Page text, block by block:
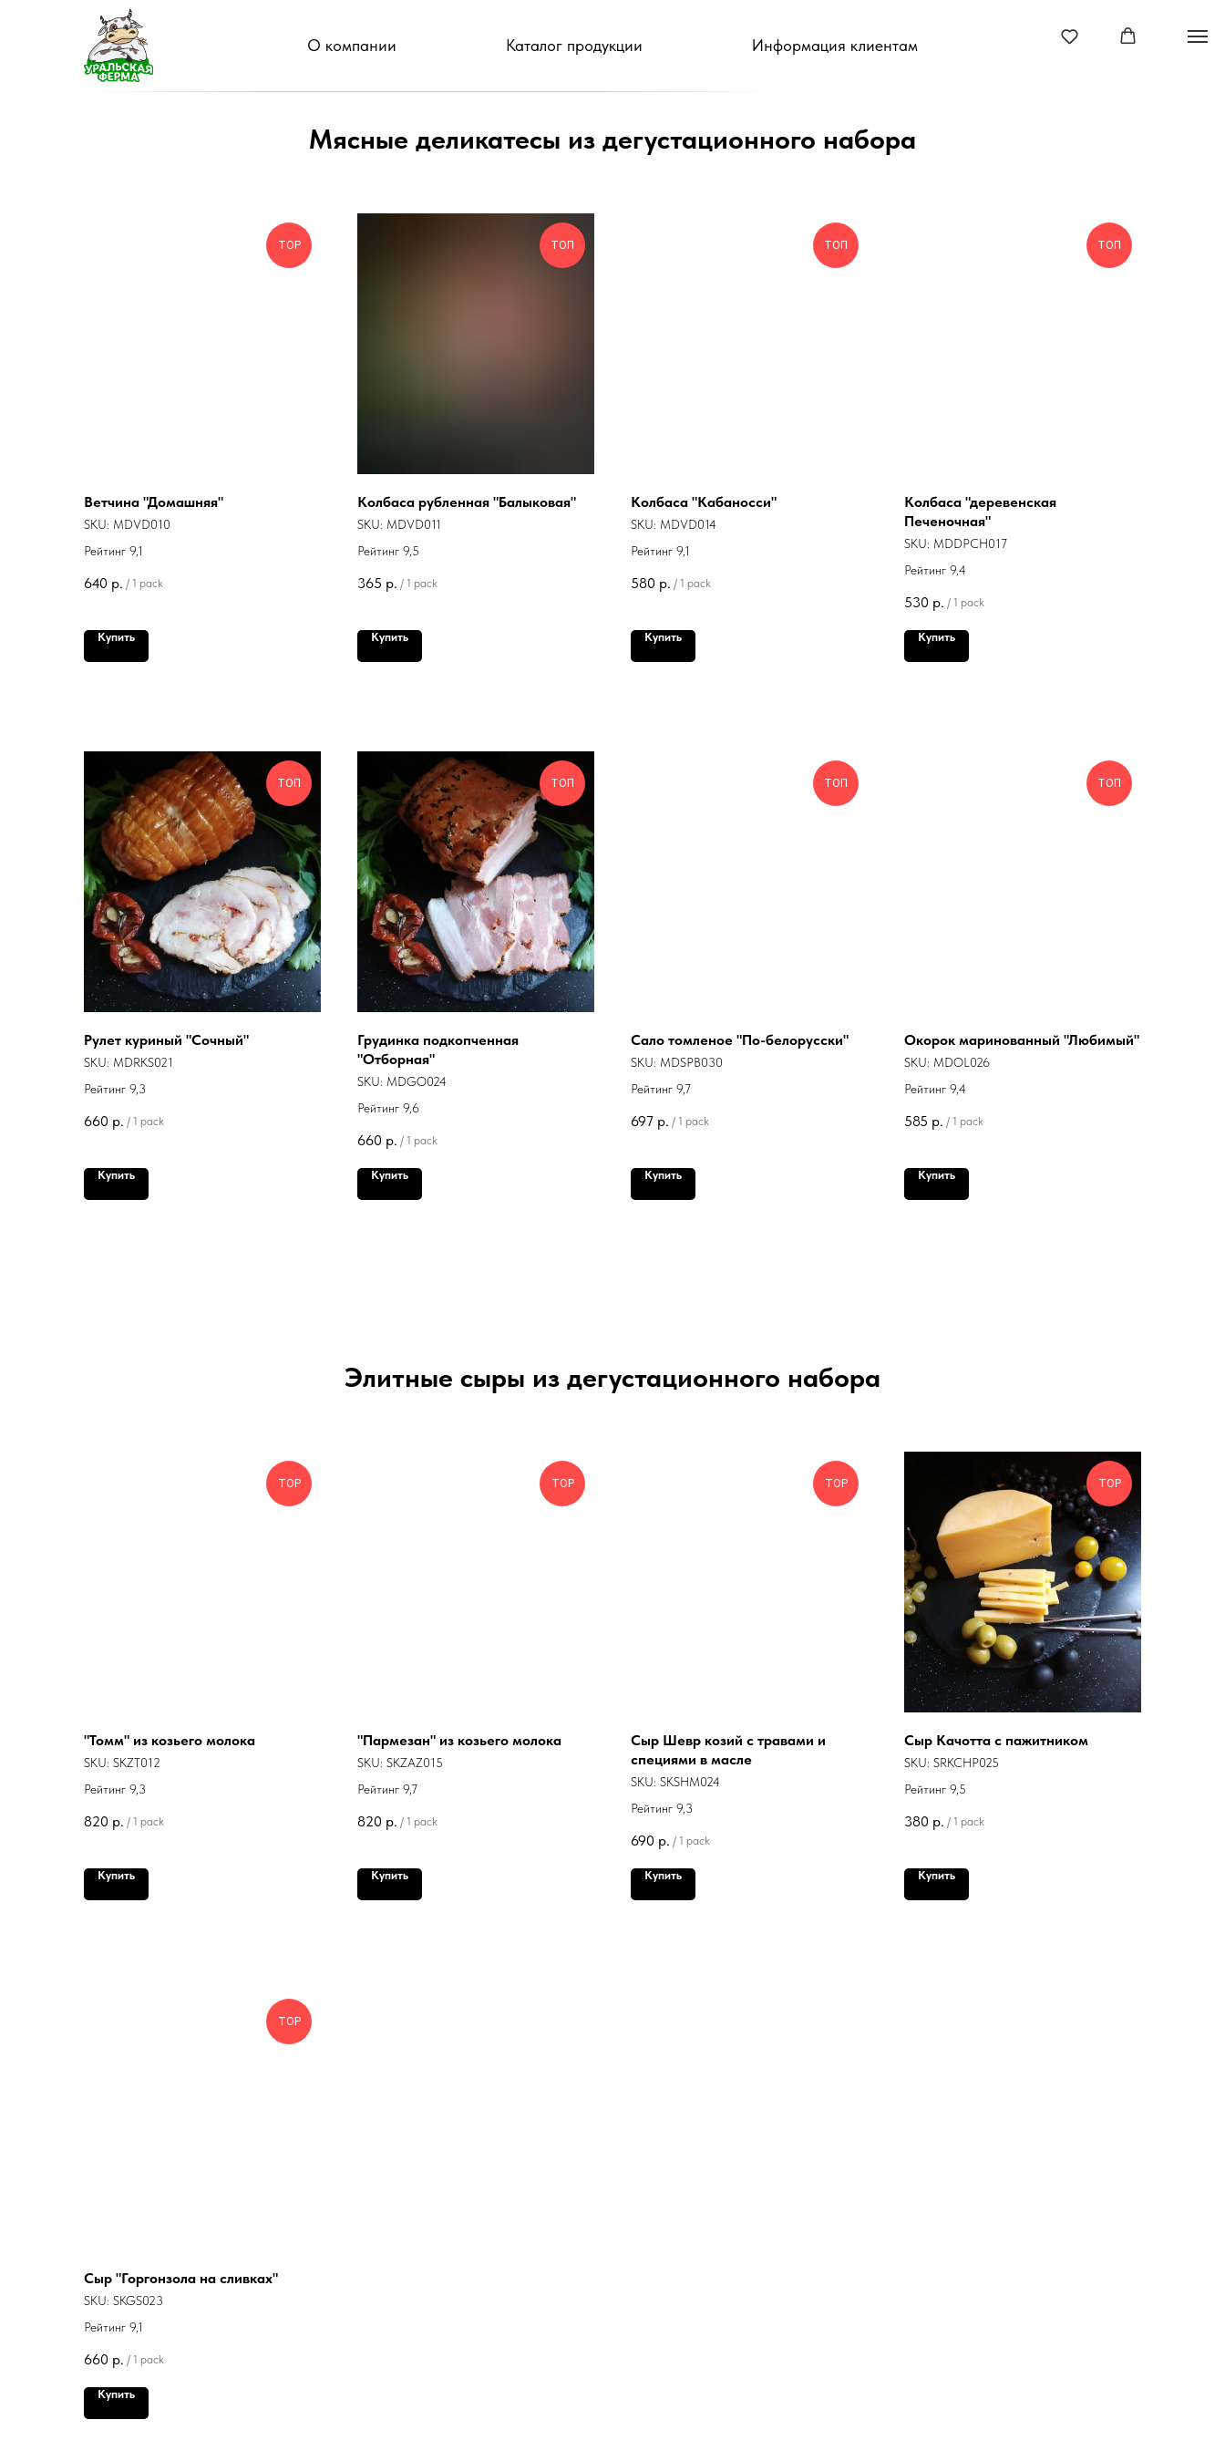
О компании Каталог продукции Информация клиентам
Мясные деликатесы из дегустационного набора
ТОP
Ветчина "Домашняя"
SKU: MDVD010
Рейтинг 9,1
640 р. / 1 pack
Купить
ТОП
Колбаса рубленная "Балыковая"
SKU: MDVD011
Рейтинг 9,5
365 р. / 1 pack
Купить
ТОП
Колбаса "Кабаносси"
SKU: MDVD014
Рейтинг 9,1
580 р. / 1 pack
Купить
ТОП
Колбаса "деревенская
Печеночная"
SKU: MDDPCH017
Рейтинг 9,4
530 р. / 1 pack
Купить
ТОП
Рулет куриный "Сочный"
SKU: MDRKS021
Рейтинг 9,3
660 р. / 1 pack
Купить
ТОП
Грудинка подкопченная
"Отборная"
SKU: MDGO024
Рейтинг 9,6
660 р. / 1 pack
Купить
ТОП
Сало томленое "По-белорусски"
SKU: MDSPB030
Рейтинг 9,7
697 р. / 1 pack
Купить
ТОП
Окорок маринованный "Любимый"
SKU: MDOL026
Рейтинг 9,4
585 р. / 1 pack
Купить
Элитные сыры из дегустационного набора
ТОP
"Томм" из козьего молока
SKU: SKZT012
Рейтинг 9,3
820 р. / 1 pack
Купить
ТОP
"Пармезан" из козьего молока
SKU: SKZAZ015
Рейтинг 9,7
820 р. / 1 pack
Купить
ТОP
Сыр Шевр козий с травами и
специями в масле
SKU: SKSHM024
Рейтинг 9,3
690 р. / 1 pack
Купить
ТОP
Сыр Качотта с пажитником
SKU: SRKCHP025
Рейтинг 9,5
380 р. / 1 pack
Купить
ТОP
Сыр "Горгонзола на сливках"
SKU: SKGS023
Рейтинг 9,1
660 р. / 1 pack
Купить